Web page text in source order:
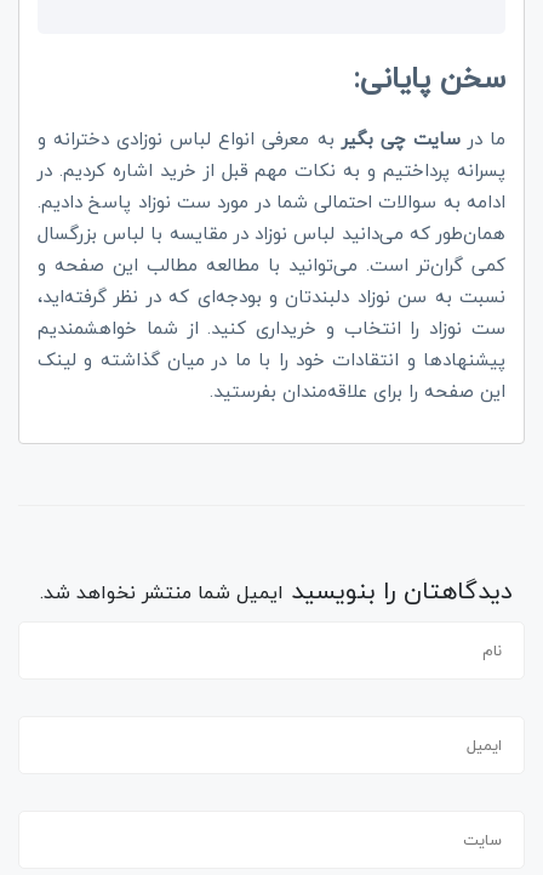
سخن پایانی:
ما درسایت چی بگیربه معرفی انواع لباس نوزادی دخترانه و
پسرانه پرداختیم و به نکات مهم قبل از خرید اشاره کردیم. در
ادامه به سوالات احتمالی شما در مورد ست نوزاد پاسخ دادیم.
همان‌طور که می‌دانید لباس نوزاد در مقایسه با لباس بزرگسال
کمی گران‌تر است. می‌توانید با مطالعه مطالب این صفحه و
نسبت به سن نوزاد دلبندتان و بودجه‌ای که در نظر گرفته‌اید،
ست نوزاد را انتخاب و خریداری کنید. از شما خواهشمندیم
پیشنهاد‌ها و انتقادات خود را با ما در میان گذاشته و لینک
این صفحه را برای علاقه‌مندان بفرستید.
دیدگاهتان را بنویسید ایمیل شما منتشر نخواهد شد.